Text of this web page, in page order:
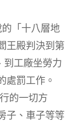
「十八層地
王殿判決到第
到工廠坐勞力
處罰工作。
的一切方
子、車子等等